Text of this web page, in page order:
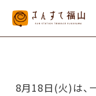
8月18日(火)は、